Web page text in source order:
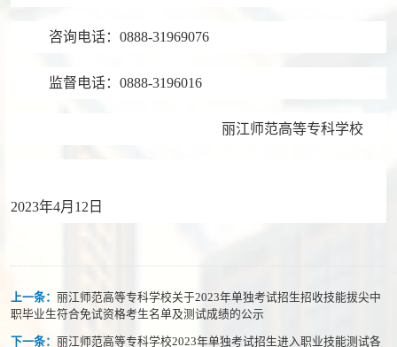
咨询电话： 0888-31969076
监督电话： 0888-3196016
丽江师范高等专科学校
2023年4月12日
上一条： 丽江师范高等专科学校关于2023年单独考试招生招收技能拔尖中
职毕业生符合免试资格考生名单及测试成绩的公示
下一条： 丽江师范高等专科学校2023年单独考试招生进入职业技能测试各